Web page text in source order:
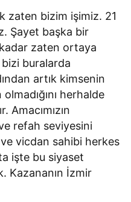
zaten bizim işimiz. 21
Şayet başka bir
zaten ortaya
bizi buralarda
artık kimsenin
herhalde
Amacımızın
refah seviyesini
vicdan sahibi herkes
işte bu siyaset
Kazananın İzmir